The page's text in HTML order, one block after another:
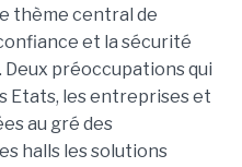
thème central de
et la sécurité
Deux préoccupations qui
Etats, les entreprises et
au gré des
halls les solutions